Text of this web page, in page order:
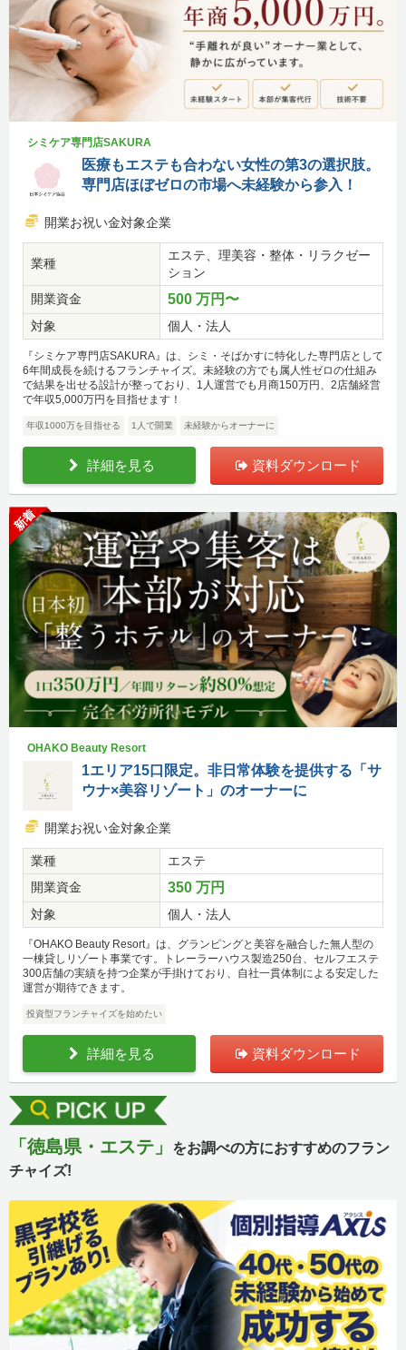
シミケア専門店SAKURA
医療もエステも合わない女性の第3の選択肢。
専門店ほぼゼロの市場へ未経験から参入！
開業お祝い金対象企業
業種
エステ、理美容・整体・リラクゼー
ション
開業資金
500 万円〜
対象 個人・法人
『シミケア専門店SAKURA』は、シミ・そばかすに特化した専門店として
6年間成長を続けるフランチャイズ。未経験の方でも属人性ゼロの仕組み
で結果を出せる設計が整っており、1人運営でも月商150万円、2店舗経営
で年収5,000万円を目指せます！
年収1000万を目指せる 1人で開業 未経験からオーナーに
詳細を見る 資料ダウンロード
新着
OHAKO Beauty Resort
1エリア15口限定。非日常体験を提供する「サ
ウナ×美容リゾート」のオーナーに
開業お祝い金対象企業
業種
エステ
開業資金
350 万円
対象 個人・法人
『OHAKO Beauty Resort』は、グランピングと美容を融合した無人型の
一棟貸しリゾート事業です。トレーラーハウス製造250台、セルフエステ
300店舗の実績を持つ企業が手掛けており、自社一貫体制による安定した
運営が期待できます。
投資型フランチャイズを始めたい
詳細を見る 資料ダウンロード
「徳島県・エステ」
をお調べの方におすすめのフラン
チャイズ!